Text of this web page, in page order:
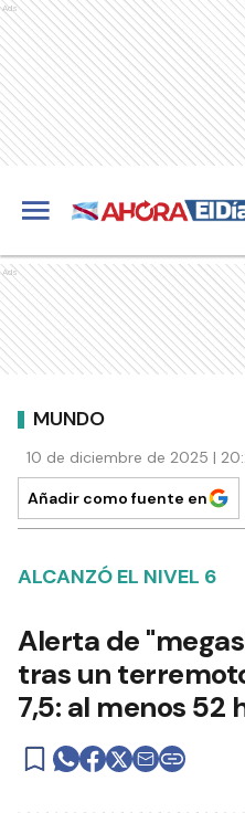
Ads
Ads
MUNDO
10 de diciembre de 2025 |
Añadir como fuente en
ALCANZÓ EL NIVEL 6
Alerta de
tras un
7,5: al menos 52